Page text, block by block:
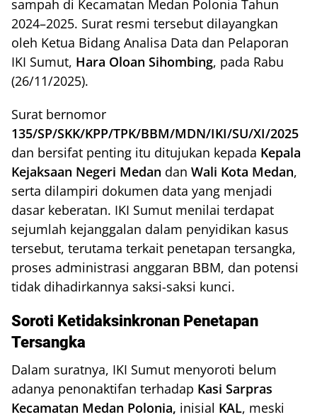
sampah di Kecamatan Medan Polonia Tahun
2024–2025. Surat resmi tersebut dilayangkan
oleh Ketua Bidang Analisa Data dan Pelaporan
IKI Sumut, Hara Oloan Sihombing, pada Rabu
(26/11/2025).
Surat bernomor
135/SP/SKK/KPP/TPK/BBM/MDN/IKI/SU/XI/2025
dan bersifat penting itu ditujukan kepada Kepala
Kejaksaan Negeri Medan dan Wali Kota Medan,
serta dilampiri dokumen data yang menjadi
dasar keberatan. IKI Sumut menilai terdapat
sejumlah kejanggalan dalam penyidikan kasus
tersebut, terutama terkait penetapan tersangka,
proses administrasi anggaran BBM, dan potensi
tidak dihadirkannya saksi-saksi kunci.
Soroti Ketidaksinkronan Penetapan
Tersangka
Dalam suratnya, IKI Sumut menyoroti belum
adanya penonaktifan terhadap Kasi Sarpras
Kecamatan Medan Polonia, inisial KAL, meski